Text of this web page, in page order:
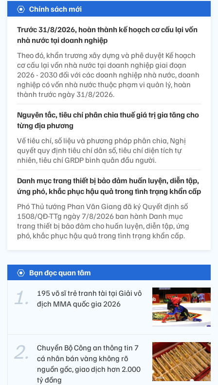
Chính sách mới
Trước 31/8/2026, hoàn thành kế hoạch cơ cấu lại vốn
nhà nước tại doanh nghiệp
Theo đó, khẩn trương xây dựng và phê duyệt Kế hoạch
cơ cấu lại vốn nhà nước tại doanh nghiệp giai đoạn
2026 - 2030 đối với các doanh nghiệp nhà nước, doanh
nghiệp có vốn nhà nước thuộc phạm vi quản lý, hoàn
thành trước ngày 31/8/2026.
Nguyên tắc, tiêu chí phân chia thuế giá trị gia tăng cho
từng địa phương
Về tiêu chí, số liệu và phương pháp phân chia, Nghị
quyết quy định tiêu chí dân số, tiêu chí diện tích tự
nhiên, tiêu chí GRDP bình quân đầu người.
Danh mục trang thiết bị bảo đảm huấn luyện, diễn tập,
ứng phó, khắc phục hậu quả trong tình trạng khẩn cấp
Phó Thủ tướng Phan Văn Giang đã ký Quyết định số
1508/QĐ-TTg ngày 7/8/2026 ban hành Danh mục
trang thiết bị bảo đảm cho huấn luyện, diễn tập, ứng
phó, khắc phục hậu quả trong tình trạng khẩn cấp.
Bạn đọc quan tâm
195 võ sĩ trẻ tranh tài tại Giải vô
địch MMA quốc gia 2026
Chuyển Bộ Công an thông tin 7
cá nhân bán vàng không rõ
nguồn gốc, giao dịch hơn 2.000
tỷ đồng